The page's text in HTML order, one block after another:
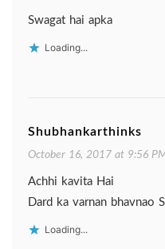
Swagat hai apka
Loading...
Shubhankarthinks
October 16, 2017 at 9:56
Achhi kavita Hai
Dard ka varnan bhavnao
Loading...